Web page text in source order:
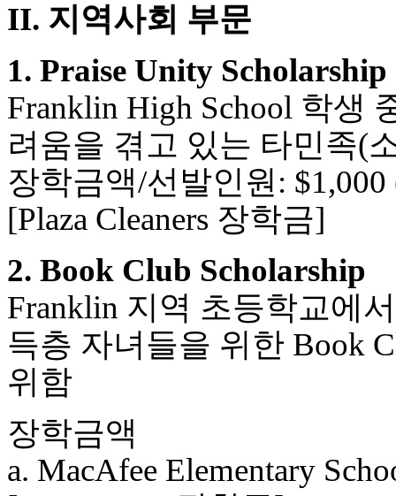
II. 지역사회 부문
1. Praise Unity Scholarship
Franklin High School 학생
려움을 겪고 있는 타민족(
장학금액/선발인원: $1,000
[Plaza Cleaners 장학금]
2. Book Club Scholarship
Franklin 지역 초등학교에
득층 자녀들을 위한 Book
위함
장학금액
a. MacAfee Elementary